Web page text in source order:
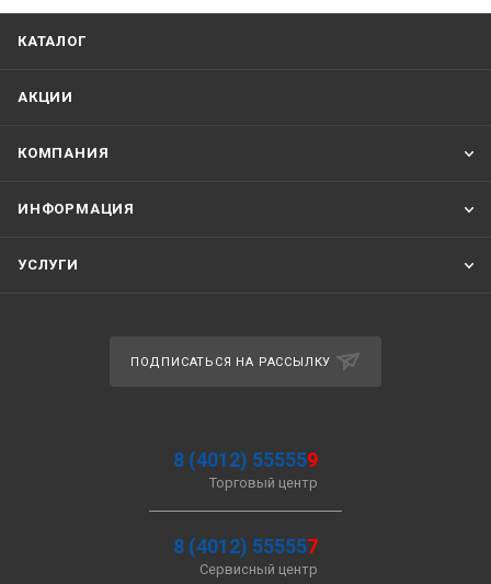
КАТАЛОГ
АКЦИИ
КОМПАНИЯ
ИНФОРМАЦИЯ
УСЛУГИ
ПОДПИСАТЬСЯ НА РАССЫЛКУ
8 (4012) 555559
Торговый центр
8 (4012) 555557
Сервисный центр